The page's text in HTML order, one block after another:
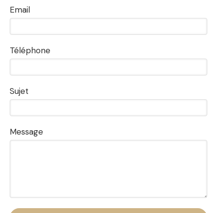
Email
Téléphone
Sujet
Message